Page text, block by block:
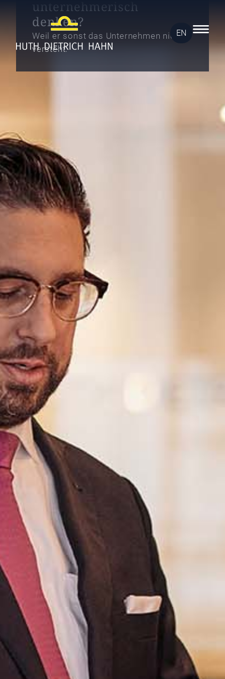
EN
unternehmerisch
denken?
Weil er sonst das Unternehmen nicht
versteht.